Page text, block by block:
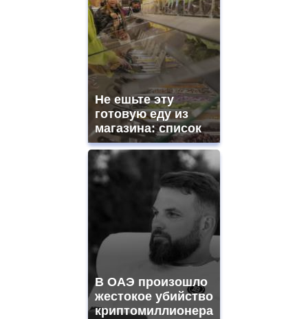
Не ешьте эту
готовую еду из
магазина: список
В ОАЭ произошло
жестокое убийство
криптомиллионера